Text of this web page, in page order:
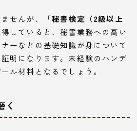
せんが、「秘書検定（2級以上
得していると、秘書業務への高い
ーなどの基礎知識が身について
明になります。未経験のハンデ
ル材料となるでしょう。
く